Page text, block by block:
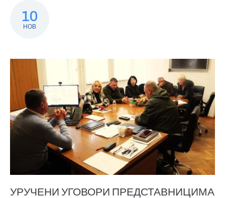
10
НОВ
УРУЧЕНИ УГОВОРИ ПРЕДСТАВНИЦИМА